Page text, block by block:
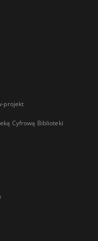
projekt
Cyfrową Biblioteki